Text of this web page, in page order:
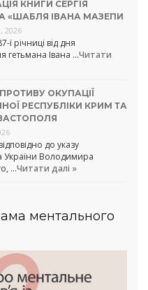
КНИГИ СЕРГІЯ
«ШАБЛЯ ІВАНА МАЗЕПИ
2026
ї річниці від дня
гетьмана Івана …Читати
ОКУПАЦІЇ
РЕСПУБЛІКИ КРИМ ТА
до указу
України Володимира
…Читати далі »
ментального